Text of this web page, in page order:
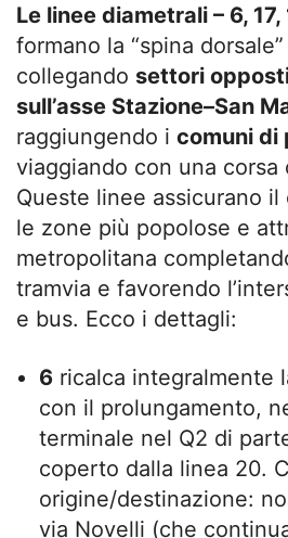
Le linee diametrali – 6, 17,
formano la “spina
collegando settori
sull’asse Stazione–San
raggiungendo i comuni di
viaggiando con una corsa
Queste linee assicurano
le zone più popolose e
metropolitana
tramvia e favorendo
e bus. Ecco i dettagli:
6 ricalca integralmente
con il prolungamento,
terminale nel Q2 di
coperto dalla linea 20.
origine/destinazione:
via Novelli (che